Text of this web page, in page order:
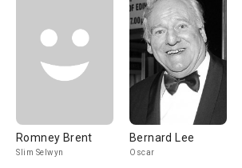
Romney Brent
Slim Selwyn
Bernard Lee
Oscar